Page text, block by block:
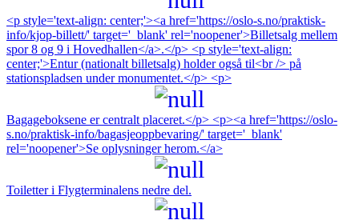
<p style='text-align: center;'><a href='https://oslo-s.no/praktisk-
info/kjop-billett/' target='_blank' rel='noopener'>Billetsalg mellem
spor 8 og 9 i Hovedhallen</a>.</p> <p style='text-align:
center;'>Entur (nationalt billetsalg) holder også til<br /> på
stationspladsen under monumentet.</p> <p>
Bagageboksene er centralt placeret.</p> <p><a href='https://oslo-
s.no/praktisk-info/bagasjeoppbevaring/' target='_blank'
rel='noopener'>Se oplysninger herom.</a>
Toiletter i Flygterminalens nedre del.